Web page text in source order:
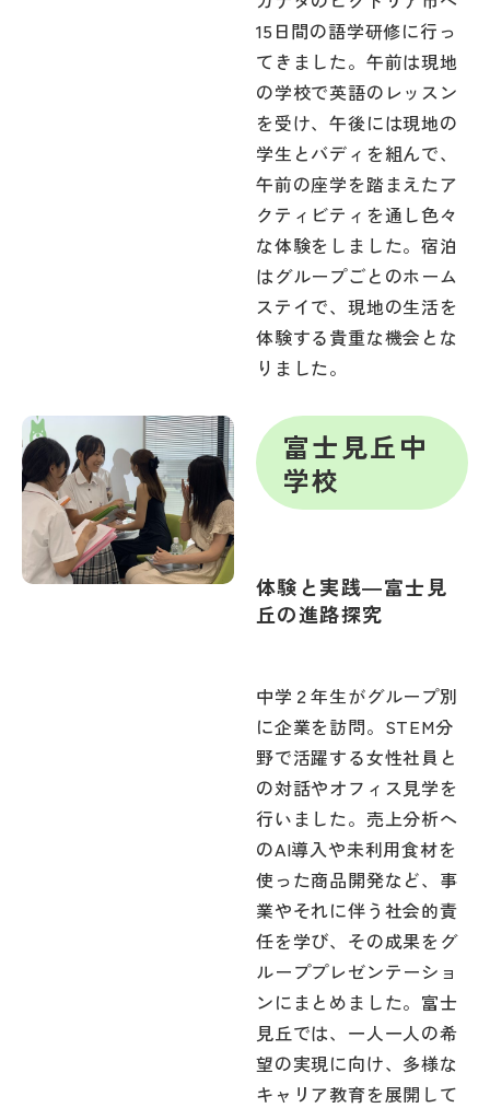
15日間の語学研修に行っ
てきました。午前は現地
の学校で英語のレッスン
を受け、午後には現地の
学生とバディを組んで、
午前の座学を踏まえたア
クティビティを通し色々
な体験をしました。宿泊
はグループごとのホーム
ステイで、現地の生活を
体験する貴重な機会とな
りました。
富士見丘中
学校
体験と実践―富士見
丘の進路探究
中学２年生がグループ別
に企業を訪問。STEM分
野で活躍する女性社員と
の対話やオフィス見学を
行いました。売上分析へ
のAI導入や未利用食材を
使った商品開発など、事
業やそれに伴う社会的責
任を学び、その成果をグ
ループプレゼンテーショ
ンにまとめました。富士
見丘では、一人一人の希
望の実現に向け、多様な
キャリア教育を展開して